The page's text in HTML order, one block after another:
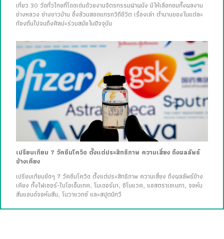
เที่ยว 30 วัดทั่วไทยที่โดดเด่นด้วยงานจิตรกรรมฝาผนัง มีให้เลือกชมทั้งผลงาน
ช่างหลวง ช่างชาวบ้าน ซึ่งล้วนสอดแทรกวิถีชีวิต เรื่องเล่า ตำนานของในแต่ละ
ท้องถิ่นไปจนถึงศิลปะร่วมสมัยในปัจจุบัน
เปรียบเทียบ 7 วัคซีนโควิด ตั้งแต่ประสิทธิภาพ ความเสี่ยง ถึงผลลัพธ์
ข้างเคียง
เปรียบเทียบชัดๆ 7 วัคซีนโควิด ตั้งแต่ประสิทธิภาพ ความเสี่ยง ถึงผลลัพธ์ข้าง
เคียง ทั้งไฟเซอร์-ไบโอเอ็นเทค, โมเดอร์นา, ซิโนแวค, แอสตราเซเนกา, จอห์น
สันแอนด์จอห์นสัน, โนวาแวกซ์ และสปุตนิกวี